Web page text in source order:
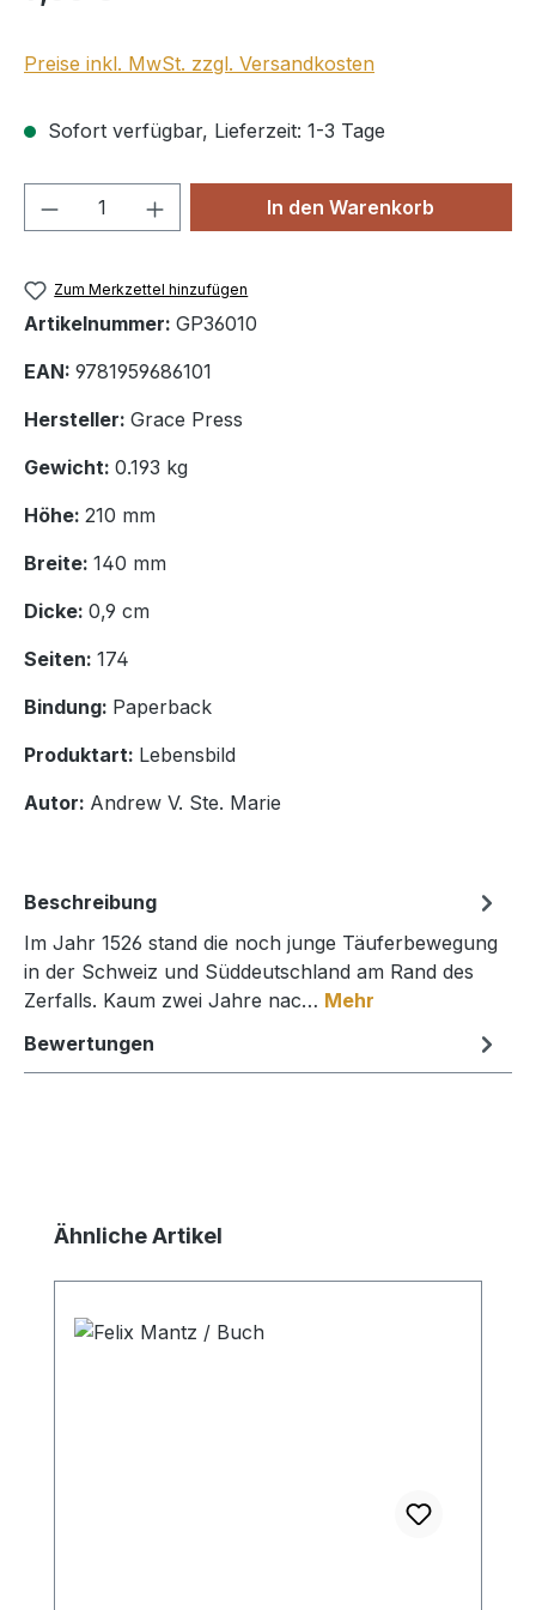
Preise inkl. MwSt. zzgl. Versandkosten
Sofort verfügbar, Lieferzeit: 1-3 Tage
Produkt Anzahl: Gib denIn den Warenkorb
Zum Merkzettel hinzufügen
Artikelnummer: GP36010
EAN: 9781959686101
Hersteller: Grace Press
Gewicht: 0.193 kg
Höhe: 210 mm
Breite: 140 mm
Dicke: 0,9 cm
Seiten: 174
Bindung: Paperback
Produktart: Lebensbild
Autor: Andrew V. Ste. Marie
Beschreibung
Im Jahr 1526 stand die noch junge Täuferbewegung
in der Schweiz und Süddeutschland am Rand des
Zerfalls. Kaum zwei Jahre nac… Mehr
Bewertungen
Produktgalerie überspringen
Ähnliche Artikel